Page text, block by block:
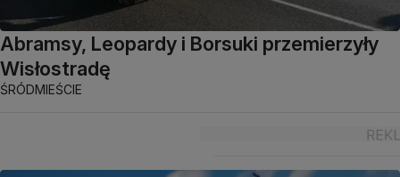
Abramsy, Leopardy i Borsuki przemierzyły
Wisłostradę
ŚRÓDMIEŚCIE